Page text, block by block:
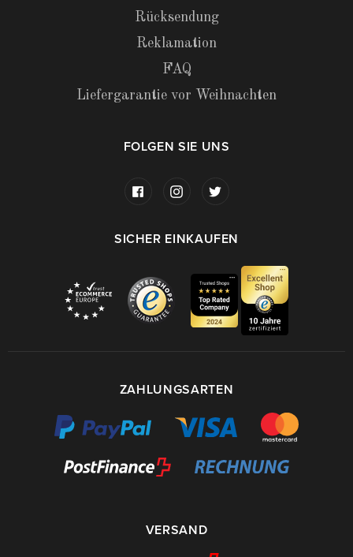
Rücksendung
Reklamation
FAQ
Liefergarantie vor Weihnachten
FOLGEN SIE UNS
SICHER EINKAUFEN
ZAHLUNGSARTEN
VERSAND